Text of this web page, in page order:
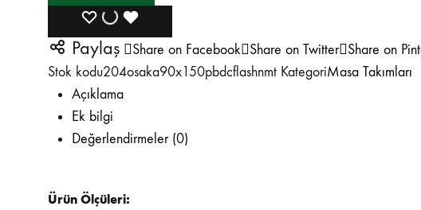
Paylaş Share on Facebook Share on Twitter Share on
Stok kodu204osaka90x150pbdcflashnmt KategoriMasa Takımları
Açıklama
Ek bilgi
Değerlendirmeler (0)
Ürün Ölçüleri: